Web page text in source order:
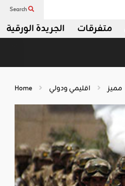
Search
الجريدة الورقية متفرقات
Home مميز اقليمي ودولي